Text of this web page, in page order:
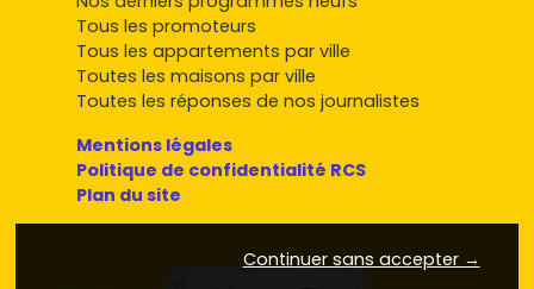
aménagements (cuisine, placards).
Emplacement: vise uneadressepratique pour toi
(ou pour tes futurs locataires) : commerces, écoles,
bus, axes routiers, Sophia.
grande baie vitrée, agencement sans perte d'espace.
Qualité du programme: labels,RE2020
(parfait achèvement, biennale,
calendrier de livraison.
T1/T2 proches des pôles d'emploi, avec
Tous les promoteurs
Tous les appartements par ville
Toutes les maisons par ville
Toutes les réponses de nos journalistes
Mentions légales
Politique de confidentialité RCS
Plan du site
Continuer sans accepter →